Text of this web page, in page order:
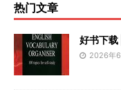
热门文章
好书下
2026年